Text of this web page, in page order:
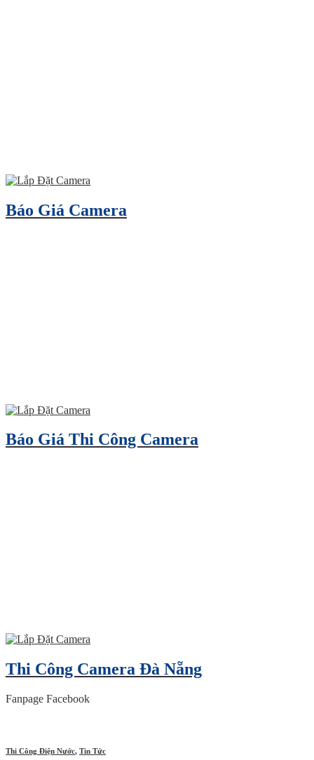
Báo Giá Camera
Báo Giá Thi Công Camera
Thi Công Camera Đà Nẵng
Fanpage Facebook
Thi Công Điện Nước, Tin Tức